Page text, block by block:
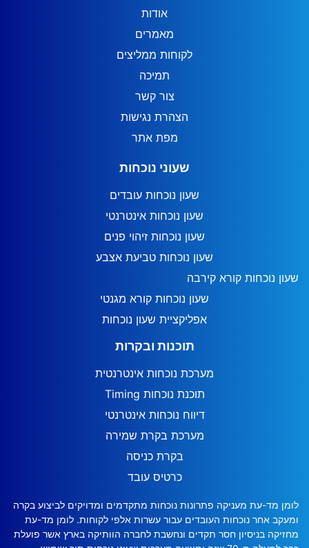
אודות
מאמרים
לקוחות ממליצים
תמיכה
צור קשר
הצהרת נגישות
מפת אתר
שעוני נוכחות
שעון נוכחות עובדים
שעון נוכחות אינטרנטי
שעון נוכחות זיהוי פנים
שעון נוכחות טביעת אצבע
שעון נוכחות קורא קירבה
שעון נוכחות קורא מגנטי
אפליקציית שעון נוכחות
תוכנות ובקרות
מערכת נוכחות אינטרנטית
תוכנת נוכחות Timing
דיווח נוכחות אינטרנטי
מערכת בקרת שמירה
בקרת כניסה
כרטיס עובד
לומן מד-עת מעניקה פתרונות נוכחות מתקדמים ומדויקים לביצוע בקרה
ומעקב אחר נוכחות העובדים עבור עשרות אלפי לקוחות. לומן מד-עת
מחזיקה בניסיון חסר תקדים ונחשבת לחברה הוותיקה בארץ אשר פועלת